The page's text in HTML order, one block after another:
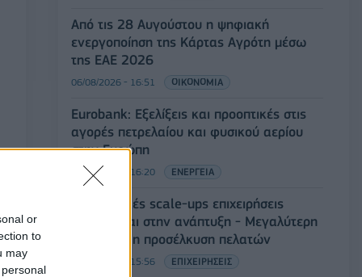
or
to
may
Από τις 28 Αυγούστου η ψηφιακή
ενεργοποίηση της Κάρτας Αγρότη μέσω
της ΕΑΕ 2026
06/08/2026 - 16:51 ΟΙΚΟΝΟΜΙΑ
Eurobank: Εξελίξεις και προοπτικές στις
αγορές πετρελαίου και φυσικού αερίου
στην Ευρώπη
06/08/2026 - 16:20 ΕΝΕΡΓΕΙΑ
Οι ελληνικές scale-ups επιχειρήσεις
στρέφονται στην ανάπτυξη - Μεγαλύτερη
πρόκληση η προσέλκυση πελατών
06/08/2026 - 15:56 ΕΠΙΧΕΙΡΗΣΕΙΣ